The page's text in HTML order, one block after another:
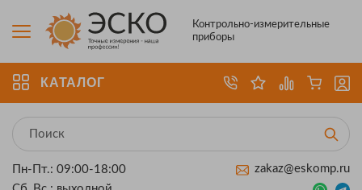
Контрольно-измерительные
приборы
КАТАЛОГ
Пн-Пт.: 09:00-18:00
zakaz@eskomp.ru